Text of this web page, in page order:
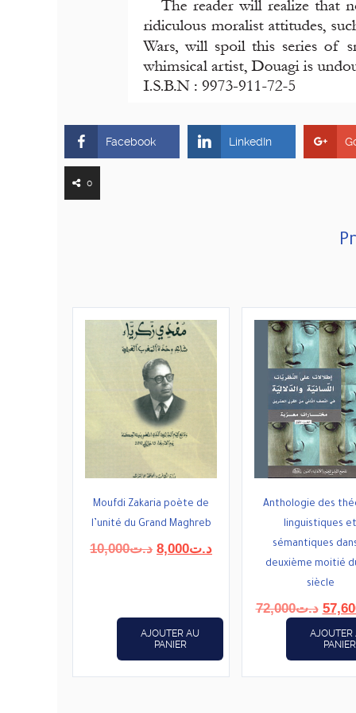
Facebook LinkedIn
0
Moufdi Zakaria poète de
l’unité du Grand Maghreb
د.ت10,000
Le
د.ت10,000.
د.ت8,000
Le
د.ت8,000.
AJOUTER AU
PANIER
Anthologie des
linguistiques et
sémantiques
deuxième moitié
siècle
د.ت72,000
Le
initial
était :
AJOUTER
PANIER